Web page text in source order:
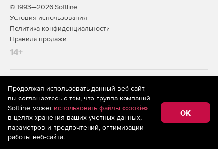
© 1993—2026 Softline
Условия использования
Политика конфиденциальности
Правила продажи
14+
На информационном ресурсе store.softline.ru применяются
рекомендательные технологии
(информационные технологии
предоставления информации на основе сбора,
систематизации и анализа сведений, относящихся к
предпочтениям пользователей сети «Интернет»,
находящихся на территории Российской Федерации)
Продолжая использовать данный веб-сайт,
вы соглашаетесь с тем, что группа компаний
Softline может использовать файлы «cookie»
в целях хранения ваших учетных данных,
параметров и предпочтений, оптимизации
работы веб-сайта.
OK